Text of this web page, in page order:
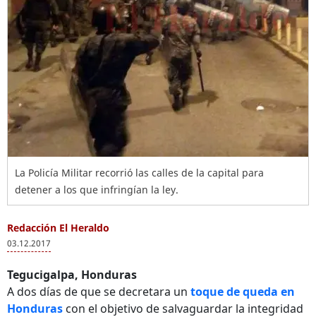
La Policía Militar recorrió las calles de la capital para
detener a los que infringían la ley.
Redacción El Heraldo
03.12.2017
Tegucigalpa, Honduras
A dos días de que se decretara un toque de queda en
Honduras con el objetivo de salvaguardar la integridad